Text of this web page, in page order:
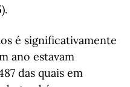
é significativamente
ano estavam
das quais em